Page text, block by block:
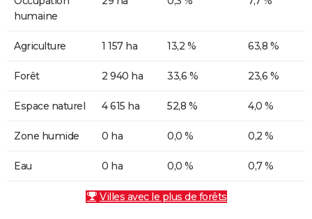
humaine
Agriculture 1 157 ha 13,2 % 63,8 %
Forêt 2 940 ha 33,6 % 23,6 %
Espace naturel 4 615 ha 52,8 % 4,0 %
Zone humide 0 ha 0,0 % 0,2 %
Eau 0 ha 0,0 % 0,7 %
Villes avec le plus de forêts